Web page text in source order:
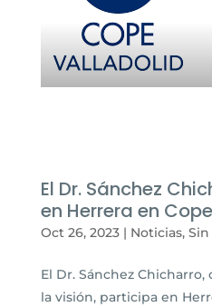
El Dr. Sánchez
en Herrera en Cope
Oct 26, 2023| Noticias,
El Dr. Sánchez
la visión, participa en